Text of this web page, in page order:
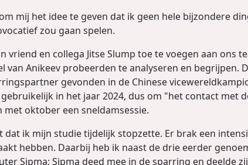
mij het idee te geven dat ik geen hele bijzondere
zou gaan spelen.
en collega Jitse Slump toe te voegen aan ons
van Anikeev probeerden te analyseren en begrijpen.
gevonden in de Chinese
in het jaar 2024, dus om "het contact met
oktober een sneldamsessie.
ik mijn studie tijdelijk stopzette. Er brak een
hebben. Daarbij heb ik naast de drie eerder
Sipma; Sipma deed mee in de sparring en deelde